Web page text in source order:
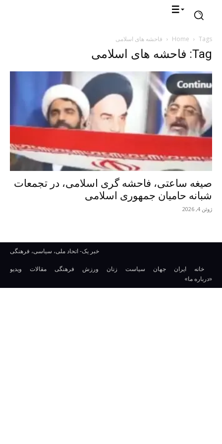
Home Tags فاحشه های اسلامی
Tag: فاحشه های اسلامی
صیغه ساعتی، فاحشه گری اسلامی، در تجمعات
شبانه حامیان جمهوری اسلامی
ژوئن 4, 2026
خبر یک- اتحاد ملی، سیاسی، فرهنگی
خانه ایران جهان سیاست زنان ورزش فرهنگی مقالات
ویدیو
«درباره ما»